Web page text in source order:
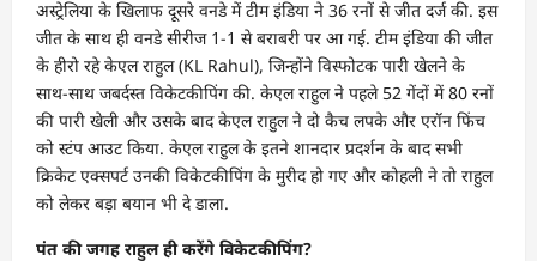
अस्ट्रेलिया के खिलाफ दूसरे वनडे में टीम इंडिया ने 36 रनों से जीत दर्ज की. इस
जीत के साथ ही वनडे सीरीज 1-1 से बराबरी पर आ गई. टीम इंडिया की जीत
के हीरो रहे केएल राहुल (KL Rahul), जिन्होंने विस्फोटक पारी खेलने के
साथ-साथ जबर्दस्त विकेटकीपिंग की. केएल राहुल ने पहले 52 गेंदों में 80 रनों
की पारी खेली और उसके बाद केएल राहुल ने दो कैच लपके और एरॉन फिंच
को स्टंप आउट किया. केएल राहुल के इतने शानदार प्रदर्शन के बाद सभी
क्रिकेट एक्सपर्ट उनकी विकेटकीपिंग के मुरीद हो गए और कोहली ने तो राहुल
को लेकर बड़ा बयान भी दे डाला.
पंत की जगह राहुल ही करेंगे विकेटकीपिंग?